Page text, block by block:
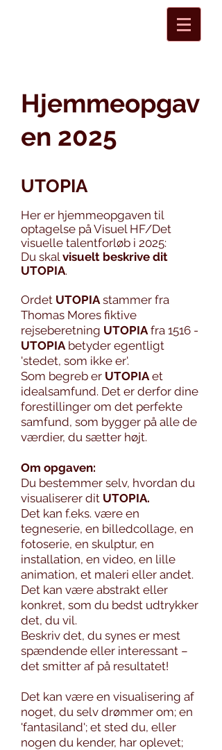
Hjemmeopgav
en 2025
UTOPIA
Her er hjemmeopgaven til
optagelse på Visuel HF/Det
visuelle talentforløb i 2025:
Du skalvisuelt beskrive dit
UTOPIA.
Ordet UTOPIAstammer fra
Thomas Mores fiktive
rejseberetning UTOPIAfra 1516 -
UTOPIAbetyder egentligt
'stedet, som ikke er'.
Som begreb er UTOPIAet
idealsamfund. Det er derfor dine
forestillinger om det perfekte
samfund, som bygger på alle de
værdier, du sætter højt.
Om opgaven:
Du bestemmer selv, hvordan du
visualiserer dit UTOPIA.
Det kan f.eks. være en
tegneserie, en billedcollage, en
fotoserie, en skulptur, en
installation, en video, en lille
animation, et maleri eller andet.
Det kan være abstrakt eller
konkret, som du bedst udtrykker
det, du vil.
Beskriv det, du synes er mest
spændende eller interessant –
det smitter af på resultatet!
Det kan være en visualisering af
noget, du selv drømmer om; en
'fantasiland'; et sted du, eller
nogen du kender, har oplevet;